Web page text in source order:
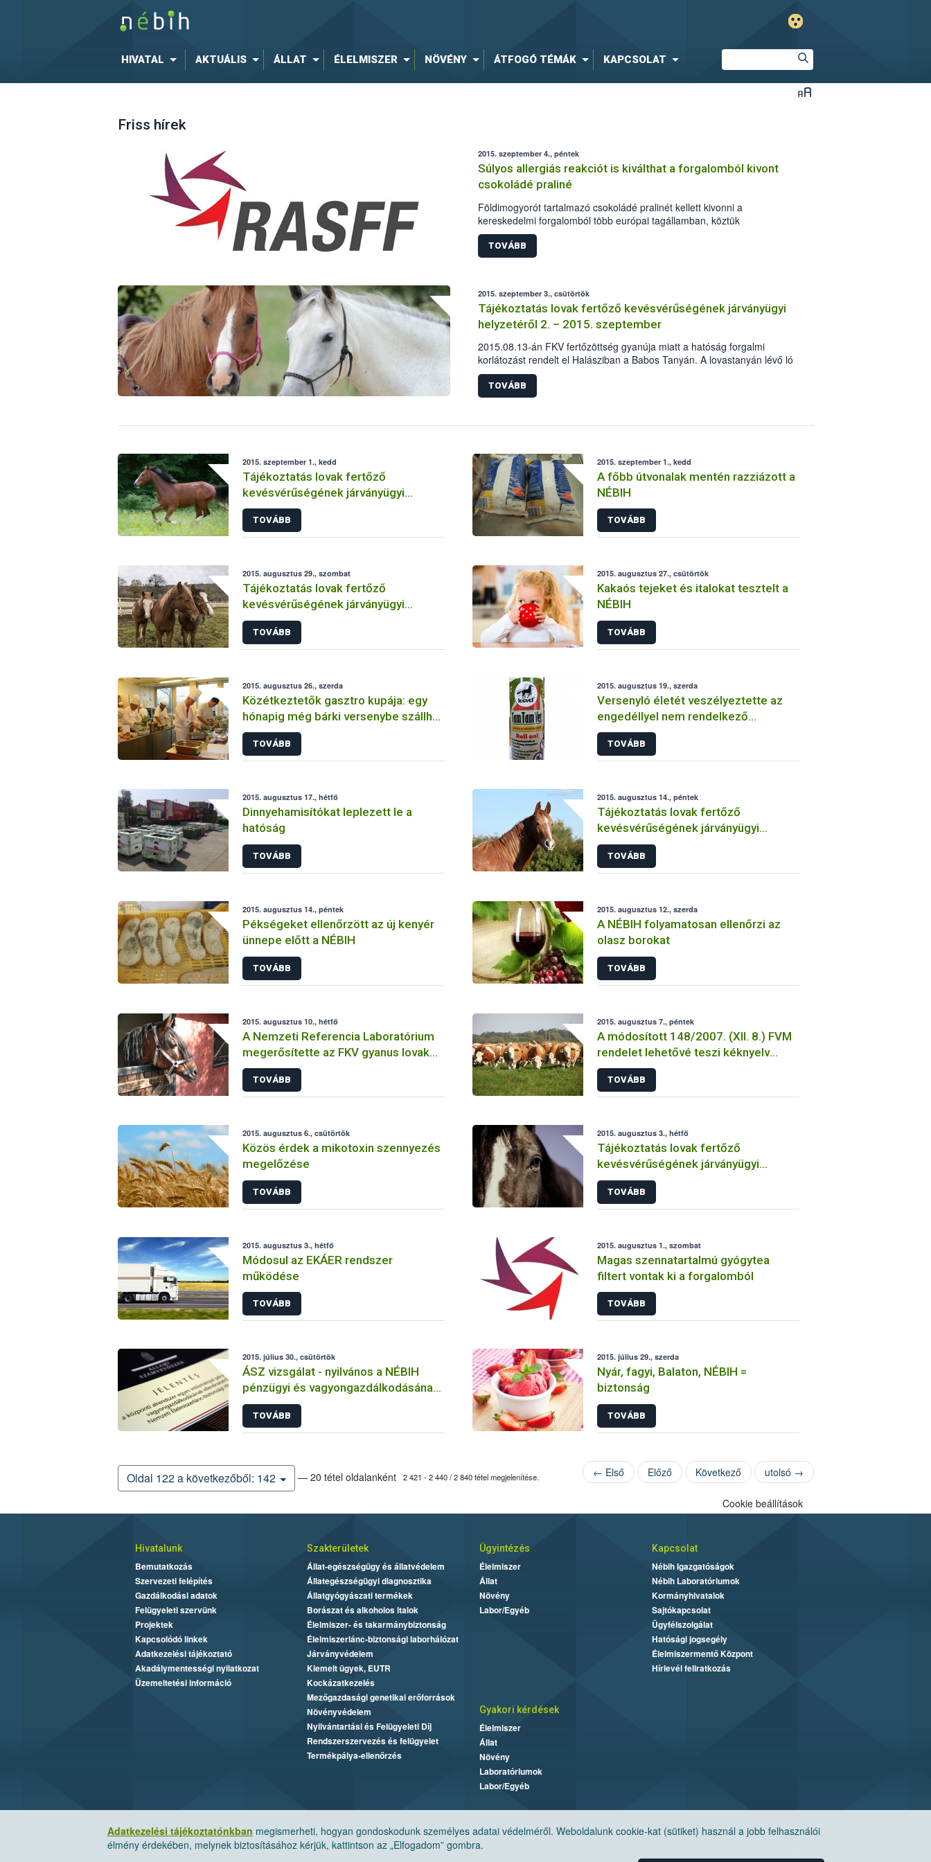
HIVATAL AKTUÁLIS ÁLLAT ÉLELMISZER NÖVÉNY ÁTFOGÓ TÉMÁK KAPCSOLAT
Friss hírek
2015. szeptember 4., péntek
Súlyos allergiás reakciót is kiválthat a forgalomból kivont
csokoládé praliné
Földimogyorót tartalmazó csokoládé pralinét kellett kivonni a
kereskedelmi forgalomból több európai tagállamban, köztük
Magyarországon is. A riasztás szeptember 3-án este érkezett az
Európai Unió élelmiszer- és takarmánybiztonsági riasztási rendszerén
(RASFF).
TOVÁBB
2015. szeptember 3., csütörtök
Tájékoztatás lovak fertőző kevésvérűségének járványügyi
helyzetéről 2. – 2015. szeptember
2015.08.13-án FKV fertőzöttség gyanúja miatt a hatóság forgalmi
korlátozást rendelt el Halásziban a Babos Tanyán. A lovastanyán lévő ló
pozitív eredményének kézhezvételét követően az intézkedések
haladéktalanul megkezdődtek.
TOVÁBB
2015. szeptember 1., kedd
Tájékoztatás lovak fertőző
kevésvérűségének járványügyi
helyzetéről 1. – 2015. szeptember
TOVÁBB
2015. szeptember 1., kedd
A főbb útvonalak mentén razziázott a
NÉBIH
TOVÁBB
2015. augusztus 29., szombat
Tájékoztatás lovak fertőző
kevésvérűségének járványügyi
helyzetéről 3. – 2015. augusztus
TOVÁBB
2015. augusztus 27., csütörtök
Kakaós tejeket és italokat tesztelt a
NÉBIH
TOVÁBB
2015. augusztus 26., szerda
Közétkeztetők gasztro kupája: egy
hónapig még bárki versenybe szállhat
a „legjobb konyha” címéért
TOVÁBB
2015. augusztus 19., szerda
Versenyló életét veszélyeztette az
engedéllyel nem rendelkező
készítmény
TOVÁBB
2015. augusztus 17., hétfő
Dinnyehamisítókat leplezett le a
hatóság
TOVÁBB
2015. augusztus 14., péntek
Tájékoztatás lovak fertőző
kevésvérűségének járványügyi
helyzetéről 2. – 2015. augusztus
TOVÁBB
2015. augusztus 14., péntek
Pékségeket ellenőrzött az új kenyér
ünnepe előtt a NÉBIH
TOVÁBB
2015. augusztus 12., szerda
A NÉBIH folyamatosan ellenőrzi az
olasz borokat
TOVÁBB
2015. augusztus 10., hétfő
A Nemzeti Referencia Laboratórium
megerősítette az FKV gyanus lovak
fertőzöttségét
TOVÁBB
2015. augusztus 7., péntek
A módosított 148/2007. (XII. 8.) FVM
rendelet lehetővé teszi kéknyelv
vakcinázás állami támogatását
TOVÁBB
2015. augusztus 6., csütörtök
Közös érdek a mikotoxin szennyezés
megelőzése
TOVÁBB
2015. augusztus 3., hétfő
Tájékoztatás lovak fertőző
kevésvérűségének járványügyi
helyzetéről 1. – 2015. augusztus
TOVÁBB
2015. augusztus 3., hétfő
Módosul az EKÁER rendszer
működése
TOVÁBB
2015. augusztus 1., szombat
Magas szennatartalmú gyógytea
filtert vontak ki a forgalomból
TOVÁBB
2015. július 30., csütörtök
ÁSZ vizsgálat - nyilvános a NÉBIH
pénzügyi és vagyongazdálkodásának
ellenőrzési eredménye
TOVÁBB
2015. július 29., szerda
Nyár, fagyi, Balaton, NÉBIH =
biztonság
TOVÁBB
Oldal 122 a következőből: 142 — 20 tétel oldalanként 2 421 - 2 440 / 2 840 tétel megjelenítése. ← Első Előző Következő utolsó →
Adatkezelési tájékoztatónkban megismerheti, hogyan gondoskodunk személyes adatai védelméről. Weboldalunk cookie-kat (sütiket) használ a jobb felhasználói
élmény érdekében, melynek biztosításához kérjük, kattintson az „Elfogadom” gombra.
Cookie beállítások
Hivatalunk
Bemutatkozás
Szervezeti felépítés
Gazdálkodási adatok
Felügyeleti szervünk
Projektek
Kapcsolódó linkek
Adatkezelési tájékoztató
Akadálymentességi nyilatkozat
Üzemeltetési információ
Szakterületek
Állat-egészségügy és állatvédelem
Állategészségügyi diagnosztika
Állatgyógyászati termékek
Borászat és alkoholos italok
Élelmiszer- és takarmánybiztonság
Élelmiszerlánc-biztonsági laborhálózat
Járványvédelem
Kiemelt ügyek, EUTR
Kockázatkezelés
Mezőgazdasági genetikai erőforrások
Növényvédelem
Nyilvántartási és Felügyeleti Díj
Rendszerszervezés és felügyelet
Termékpálya-ellenőrzés
Ügyintézés
Élelmiszer
Állat
Növény
Labor/Egyéb
Kapcsolat
Nébih Igazgatóságok
Nébih Laboratóriumok
Kormányhivatalok
Sajtókapcsolat
Ügyfélszolgálat
Hatósági jogsegély
Élelmiszermentő Központ
Hírlevél feliratkozás
Gyakori kérdések
Élelmiszer
Állat
Növény
Laboratóriumok
Labor/Egyéb